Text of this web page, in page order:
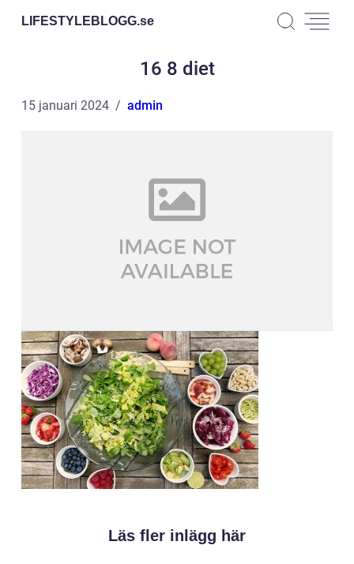
LIFESTYLEBLOGG.se
16 8 diet
15 januari 2024 admin
Läs fler inlägg här